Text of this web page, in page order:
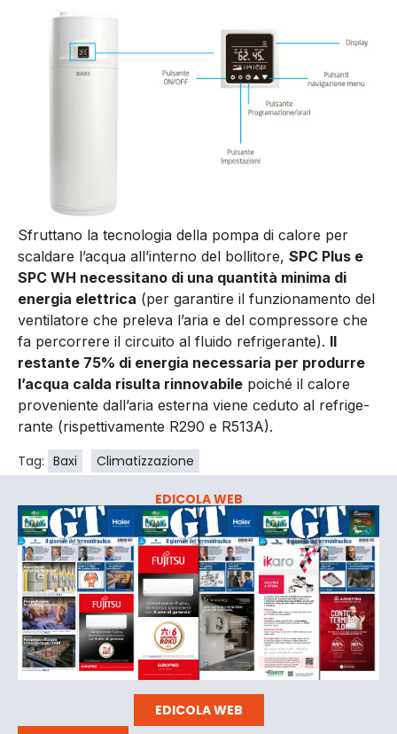
Sfruttano la tecnologia del­la pompa di calore per
scalda­re l’acqua all’interno del bollito­re, SPC Plus e
SPC WH necessi­tano di una quantità minima di
energia elettrica (per garantire il funzionamento del
ventilato­re che preleva l’aria e del com­pressore che
fa percorrere il cir­cuito al fluido refrigerante). Il
restante 75% di energia ne­cessaria per produrre
l’acqua calda risulta rinnovabile poiché il calore
proveniente dall’aria esterna viene ceduto al refrige­
rante (rispettivamente R290 e R513A).
Tag: Baxi Climatizzazione
EDICOLA WEB
EDICOLA WEB